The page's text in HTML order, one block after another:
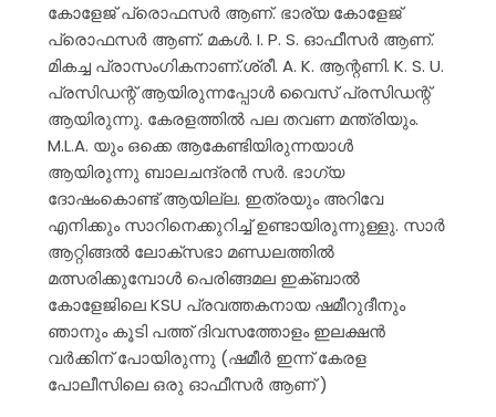
കോളേജ് പ്രൊഫസർ ആണ്. ഭാര്യ കോളേജ്
പ്രൊഫസർ ആണ്. മകൾ. I. P. S. ഓഫീസർ ആണ്.
മികച്ച പ്രാസംഗികനാണ്.ശ്രീ. A. K. ആന്റണി. K. S. U.
പ്രസിഡന്റ്‌ ആയിരുന്നപ്പോൾ വൈസ് പ്രസിഡന്റ്‌
ആയിരുന്നു. കേരളത്തിൽ പല തവണ മന്ത്രിയും.
M.L.A. യും ഒക്കെ ആകേണ്ടിയിരുന്നയാൾ
ആയിരുന്നു ബാലചന്ദ്രൻ സർ. ഭാഗ്യ
ദോഷംകൊണ്ട് ആയില്ല. ഇത്രയും അറിവേ
എനിക്കും സാറിനെക്കുറിച്ച് ഉണ്ടായിരുന്നുള്ളു. സാർ
ആറ്റിങ്ങൽ ലോക്സഭാ മണ്ഡലത്തിൽ
മത്സരിക്കുമ്പോൾ പെരിങ്ങമല ഇക്ബാൽ
കോളേജിലെ KSU പ്രവത്തകനായ ഷമീറുദീനും
ഞാനും കൂടി പത്ത് ദിവസത്തോളം ഇലക്ഷൻ
വർക്കിന്‌ പോയിരുന്നു (ഷമീർ ഇന്ന് കേരള
പോലീസിലെ ഒരു ഓഫീസർ ആണ് )